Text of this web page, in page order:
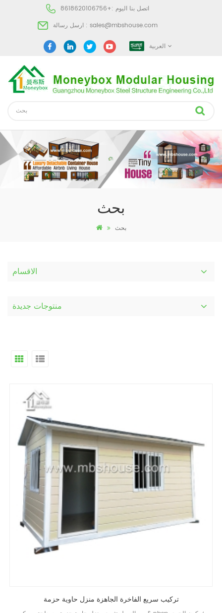
اتصل بنا اليوم :+8618620106756
ارسل رسالة : sales@mbshouse.com
العربية
بحث
بحث
الاقسام
منتوجات جديدة
تركيب سريع الفاخرة الجاهزة منزل حاوية حزمة